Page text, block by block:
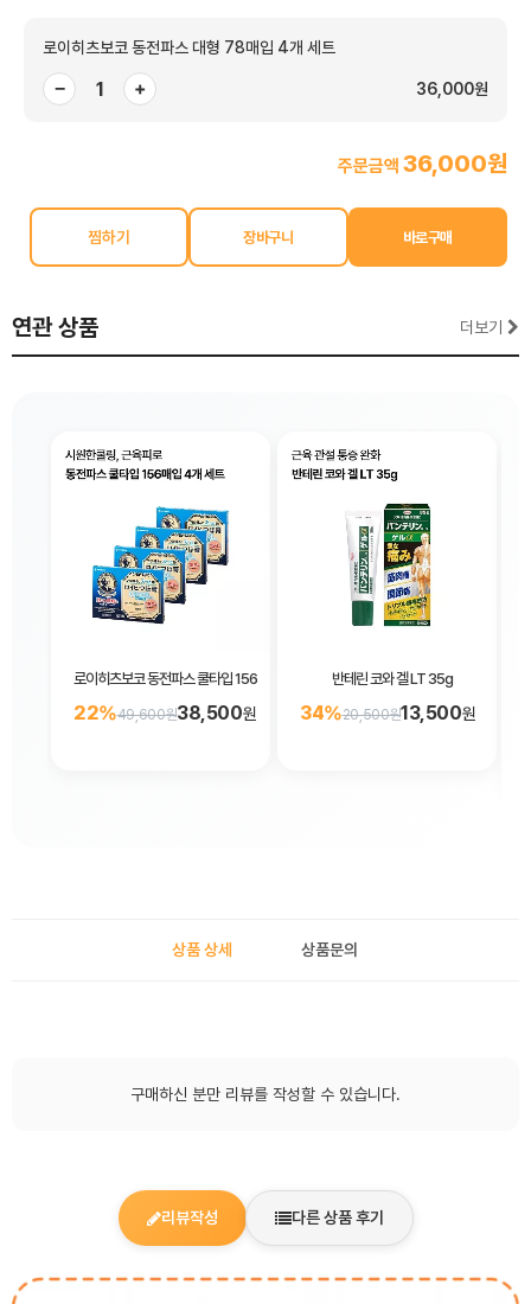
로이히츠보코 동전파스 대형 78매입 4개 세트
− + 36,000원
주문금액 36,000원
찜하기
연관 상품 더보기
로이히츠보코 동전파스 쿨타입 156매입 4개 세트
22%49,600원38,500원
반테린 코와 겔 LT 35g
34%20,500원13,500원
상품 상세 상품문의
구매하신 분만 리뷰를 작성할 수 있습니다.
리뷰작성 다른 상품 후기